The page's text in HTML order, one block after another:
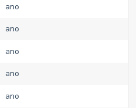
ano
ano
ano
ano
ano